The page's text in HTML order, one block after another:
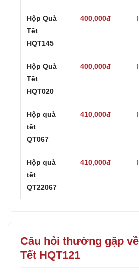
Hộp Quà
Tết
HQT145
400,000đ
Hộp Quà
Tết
HQT020
400,000đ
Hộp quà
tết
QT067
410,000đ
Hộp quà
tết
QT22067
410,000đ
Câu hỏi thường gặp
Tết HQT121